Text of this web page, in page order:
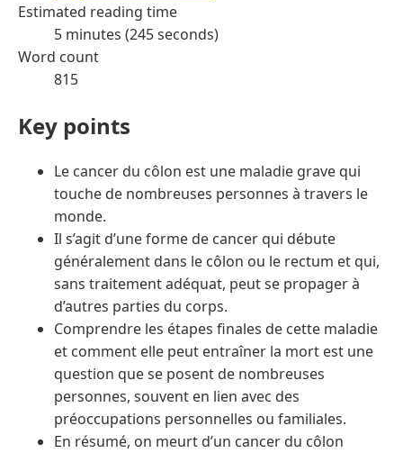
Estimated reading time
5 minutes (245 seconds)
Word count
815
Key points
Le cancer du côlon est une maladie grave qui
touche de nombreuses personnes à travers le
monde.
Il s’agit d’une forme de cancer qui débute
généralement dans le côlon ou le rectum et qui,
sans traitement adéquat, peut se propager à
d’autres parties du corps.
Comprendre les étapes finales de cette maladie
et comment elle peut entraîner la mort est une
question que se posent de nombreuses
personnes, souvent en lien avec des
préoccupations personnelles ou familiales.
En résumé, on meurt d’un cancer du côlon